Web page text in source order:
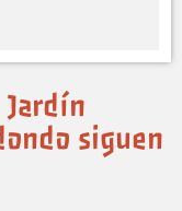
Jardín
siguen